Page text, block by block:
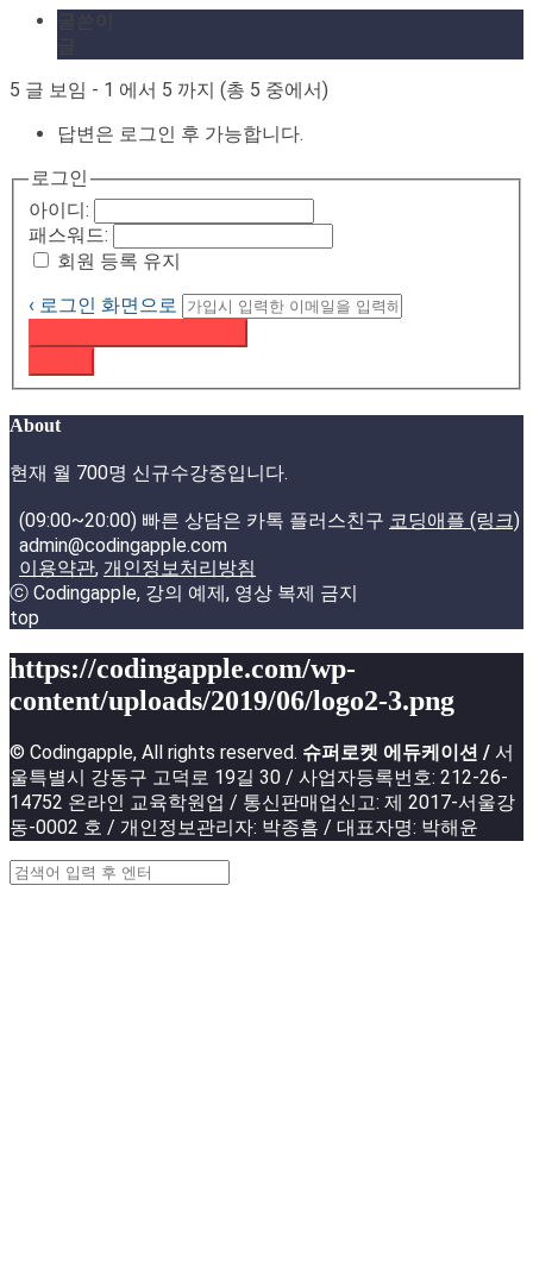
5 글 보임 - 1 에서 5 까지 (총 5 중에서)
답변은 로그인 후 가능합니다.
로그인
아이디:
패스워드:
회원 등록 유지
‹ 로그인 화면으로
About
현재 월 700명 신규수강중입니다.
(09:00~20:00) 빠른 상담은 카톡 플러스친구 코딩애플 (링크)
admin@codingapple.com
이용약관, 개인정보처리방침
ⓒ Codingapple, 강의 예제, 영상 복제 금지
top
https://codingapple.com/wp-
content/uploads/2019/06/logo2-3.png
© Codingapple, All rights reserved. 슈퍼로켓 에듀케이션 / 서
울특별시 강동구 고덕로 19길 30 / 사업자등록번호: 212-26-
14752 온라인 교육학원업 / 통신판매업신고: 제 2017-서울강
동-0002 호 / 개인정보관리자: 박종흠 / 대표자명: 박해윤